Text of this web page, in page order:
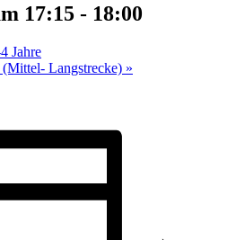
17:15 - 18:00
Jahre
(Mittel- Langstrecke) »